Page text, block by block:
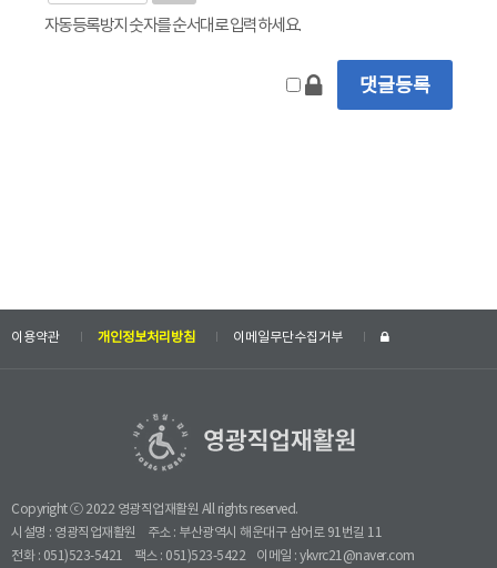
자동등록방지 숫자를 순서대로 입력하세요.
이용약관 개인정보처리방침 이메일무단수집거부
Copyright ⓒ 2022 영광직업재활원 All rights reserved.
시설명 : 영광직업재활원
주소 : 부산광역시 해운대구 삼어로 91번길 11
전화 : 051)523-5421
팩스 : 051)523-5422 이메일 : ykvrc21@naver.com